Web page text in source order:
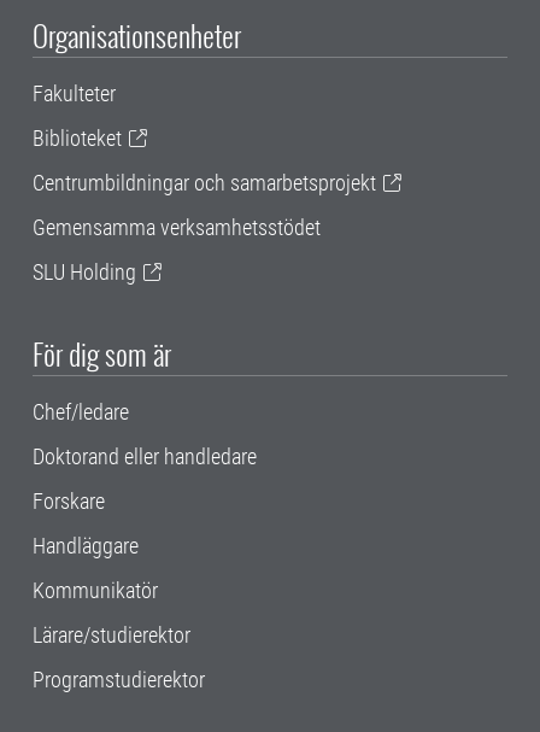
Organisationsenheter
Fakulteter
Biblioteket
Centrumbildningar och samarbetsprojekt
Gemensamma verksamhetsstödet
SLU Holding
För dig som är
Chef/ledare
Doktorand eller handledare
Forskare
Handläggare
Kommunikatör
Lärare/studierektor
Programstudierektor